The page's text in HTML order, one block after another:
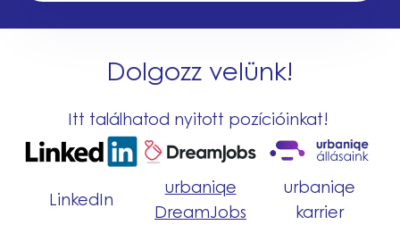
Dolgozz velünk!
Itt találhatod nyitott pozícióinkat!
LinkedIn
urbaniqe
DreamJobs
urbaniqe
karrier